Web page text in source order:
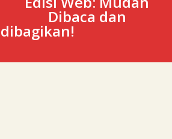
Dibaca dan
dibagikan!